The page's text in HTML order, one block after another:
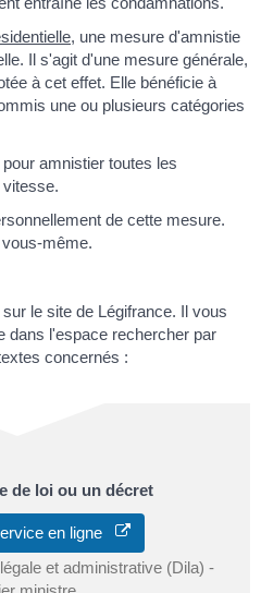
, une mesure d'amnistie
Il s'agit d'une mesure générale,
à cet effet. Elle bénéficie à
une ou plusieurs catégories
amnistier toutes les
de cette mesure.
même.
le site de Légifrance. Il vous
dans l'espace rechercher par
concernés :
de loi ou un décret
en ligne
et administrative (Dila) -